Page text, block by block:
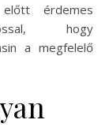
érdemes
hogy
a megfelelő